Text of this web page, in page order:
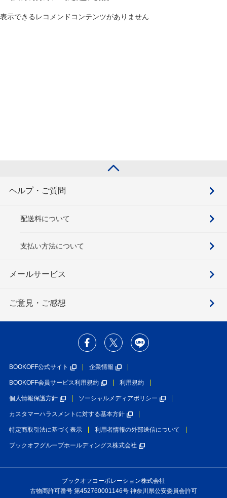
表示できるレコメンドコンテンツがありません
ヘルプ・ご質問
配送料について
支払い方法について
メールサービス
ご意見・ご感想
BOOKOFF公式サイト 企業情報
BOOKOFF会員サービス利用規約 利用規約
個人情報保護方針 ソーシャルメディアポリシー
カスタマーハラスメントに対する基本方針
特定商取引法に基づく表示 利用者情報の外部送信について
ブックオフグループホールディングス株式会社
ブックオフコーポレーション株式会社
古物商許可番号 第452760001146号 神奈川県公安委員会許可